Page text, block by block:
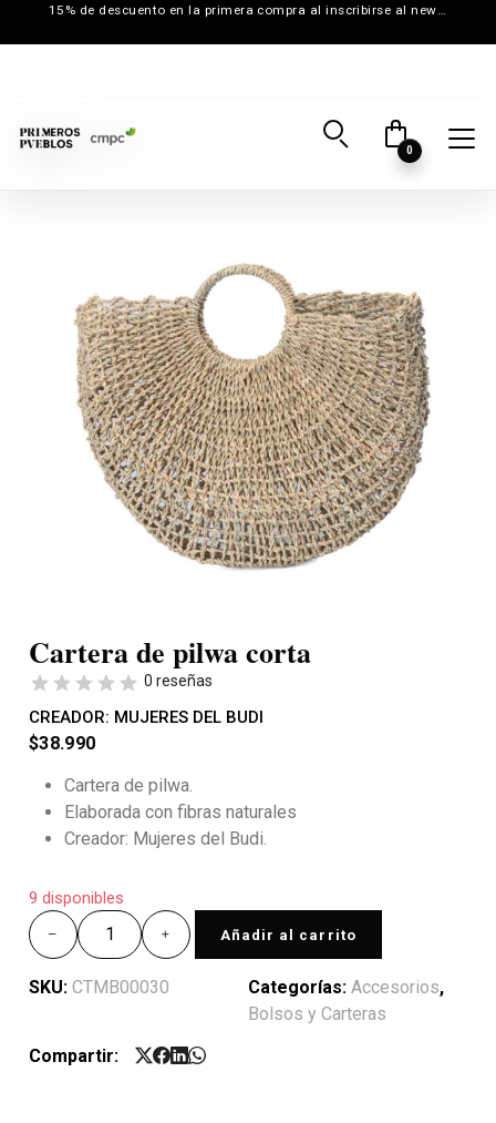
15% de descuento en la primera compra al inscribirse al newsletter
0
Cartera de pilwa corta
0 reseñas
CREADOR: MUJERES DEL BUDI
$38.990
Cartera de pilwa.
Elaborada con fibras naturales
Creador: Mujeres del Budi.
9 disponibles
Añadir al carrito
SKU: CTMB00030 Categorías: Accesorios,
Bolsos y Carteras
Compartir: